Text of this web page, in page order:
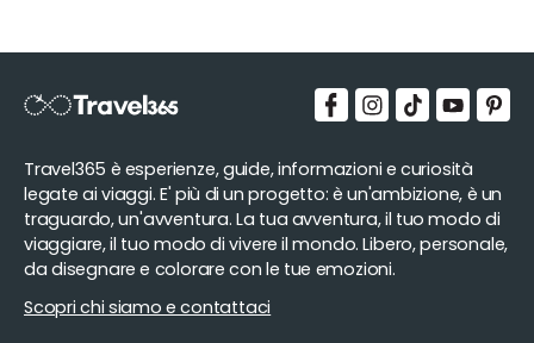
Travel365 è esperienze, guide, informazioni e curiosità
legate ai viaggi. E' più di un progetto: è un'ambizione, è un
traguardo, un'avventura. La tua avventura, il tuo modo di
viaggiare, il tuo modo di vivere il mondo. Libero, personale,
da disegnare e colorare con le tue emozioni.
Scopri chi siamo e contattaci